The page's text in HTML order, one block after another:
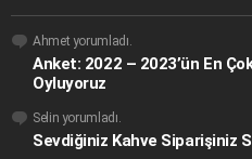
Ahmet yorumladı.
Anket: 2022 – 2023’ün En
Oyluyoruz
Selin yorumladı.
Sevdiğiniz Kahve Siparişiniz